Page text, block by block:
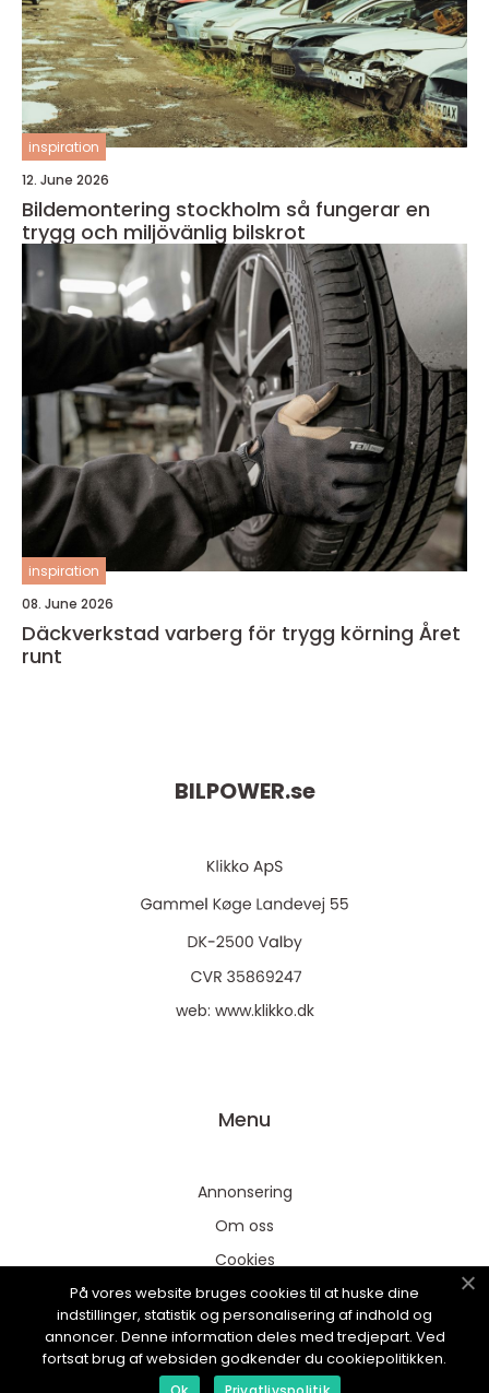
inspiration
12. June 2026
Bildemontering stockholm så fungerar en
trygg och miljövänlig bilskrot
inspiration
08. June 2026
Däckverkstad varberg för trygg körning Året
runt
BILPOWER.se
web: www.klikko.dk
Menu
Annonsering
Om oss
Cookies
Kontakta oss
Sitemap
På vores website bruges cookies til at huske dine
indstillinger, statistik og personalisering af indhold og
annoncer. Denne information deles med tredjepart. Ved
fortsat brug af websiden godkender du cookiepolitikken.